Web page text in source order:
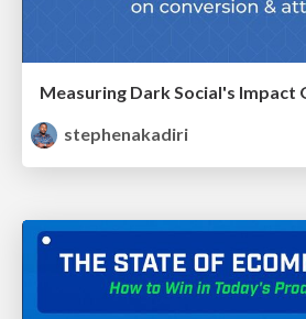
stephenakadiri